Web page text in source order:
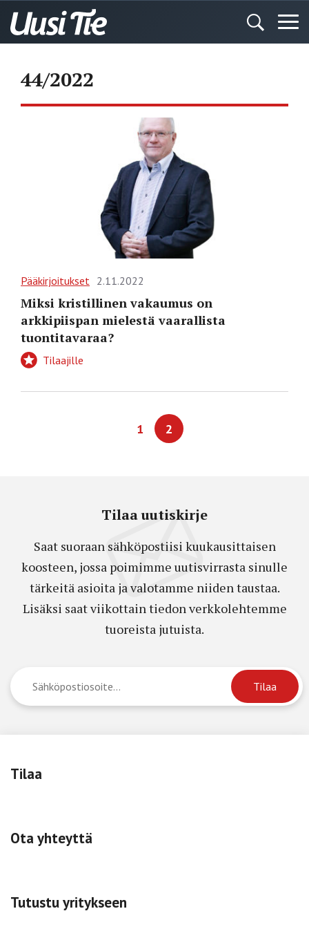
44/2022
Pääkirjoitukset 2.11.2022
Miksi kristillinen vakaumus on
arkkipiispan mielestä vaarallista
tuontitavaraa?
Tilaajille
1 2
Tilaa uutiskirje
Saat suoraan sähköpostiisi kuukausittaisen
koosteen, jossa poimimme uutisvirrasta sinulle
tärkeitä asioita ja valotamme niiden taustaa.
Lisäksi saat viikottain tiedon verkkolehtemme
tuoreista jutuista.
Tilaa
Ota yhteyttä
Tutustu yritykseen